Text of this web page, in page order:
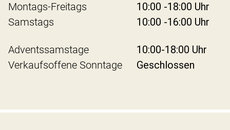
Montags-Freitags
10:00 -18:00 Uhr
Samstags
10:00 -16:00 Uhr
Adventssamstage
10:00-18:00 Uhr
Verkaufsoffene Sonntage
Geschlossen